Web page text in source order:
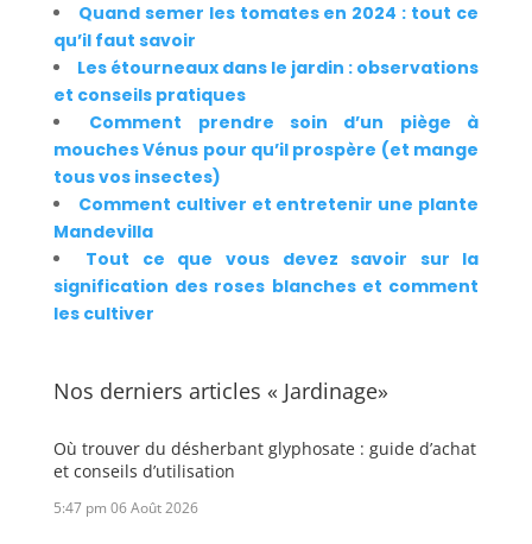
Quand semer les tomates en 2024 : tout ce
qu’il faut savoir
Les étourneaux dans le jardin : observations
et conseils pratiques
Comment prendre soin d’un piège à
mouches Vénus pour qu’il prospère (et mange
tous vos insectes)
Comment cultiver et entretenir une plante
Mandevilla
Tout ce que vous devez savoir sur la
signification des roses blanches et comment
les cultiver
Nos derniers articles « Jardinage»
Où trouver du désherbant glyphosate : guide d’achat
et conseils d’utilisation
5:47 pm 06 Août 2026